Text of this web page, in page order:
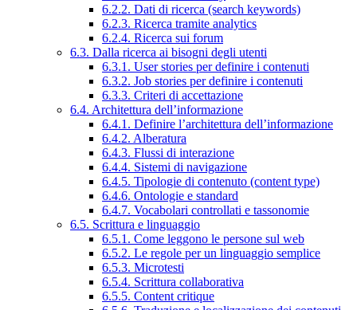
6.2.2. Dati di ricerca (search keywords)
6.2.3. Ricerca tramite analytics
6.2.4. Ricerca sui forum
6.3. Dalla ricerca ai bisogni degli utenti
6.3.1. User stories per definire i contenuti
6.3.2. Job stories per definire i contenuti
6.3.3. Criteri di accettazione
6.4. Architettura dell’informazione
6.4.1. Definire l’architettura dell’informazione
6.4.2. Alberatura
6.4.3. Flussi di interazione
6.4.4. Sistemi di navigazione
6.4.5. Tipologie di contenuto (content type)
6.4.6. Ontologie e standard
6.4.7. Vocabolari controllati e tassonomie
6.5. Scrittura e linguaggio
6.5.1. Come leggono le persone sul web
6.5.2. Le regole per un linguaggio semplice
6.5.3. Microtesti
6.5.4. Scrittura collaborativa
6.5.5. Content critique